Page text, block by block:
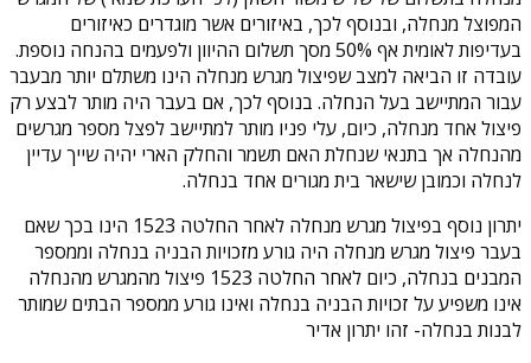
המפוצל מנחלה, ובנוסף לכך, באיזורים אשר מוגדרים כאיזורים
בעדיפות לאומית אף 50% מסך תשלום ההיוון ולפעמים בהנחה נוספת.
עובדה זו הביאה למצב שפיצול מגרש מנחלה הינו משתלם יותר מבעבר
עבור המתיישב בעל הנחלה. בנוסף לכך, אם בעבר היה מותר לבצע רק
פיצול אחד מנחלה, כיום, עלי פניו מותר למתיישב לפצל מספר מגרשים
מהנחלה אך בתנאי שנחלת האם תשמר והחלק הארי יהיה שייך עדיין
לנחלה וכמובן שישאר בית מגורים אחד בנחלה.
יתרון נוסף בפיצול מגרש מנחלה לאחר החלטה 1523 הינו בכך שאם
בעבר פיצול מגרש מנחלה היה גורע מזכויות הבניה בנחלה וממספר
המבנים בנחלה, כיום לאחר החלטה 1523 פיצול מהמגרש מהנחלה
אינו משפיע על זכויות הבניה בנחלה ואינו גורע ממספר הבתים שמותר
לבנות בנחלה- זהו יתרון אדיר